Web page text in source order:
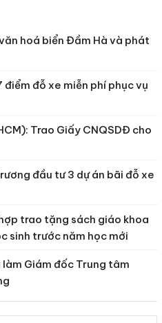
hoá biển Đầm Hà và phát
điểm đỗ xe miễn phí phục vụ
Trao Giấy CNQSDĐ cho
đầu tư 3 dự án bãi đỗ xe
trao tặng sách giáo khoa
sinh trước năm học mới
Giám đốc Trung tâm